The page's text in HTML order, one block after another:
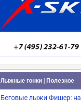
Лыжные гонки | Полезное
Беговые лыжи Фишер: на